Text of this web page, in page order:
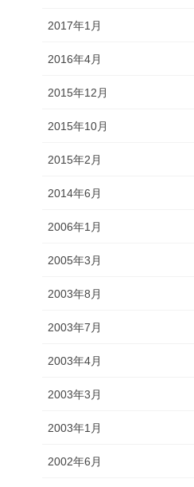
2017年1月
2016年4月
2015年12月
2015年10月
2015年2月
2014年6月
2006年1月
2005年3月
2003年8月
2003年7月
2003年4月
2003年3月
2003年1月
2002年6月